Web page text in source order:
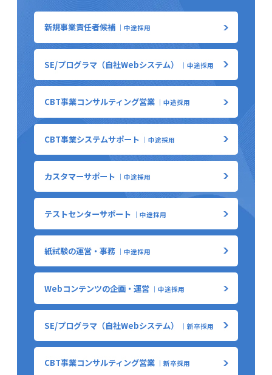
新規事業責任者候補 ｜中途採用
SE/プログラマ（自社Webシステム） ｜中途採用
CBT事業コンサルティング営業 ｜中途採用
CBT事業システムサポート ｜中途採用
カスタマーサポート ｜中途採用
テストセンターサポート ｜中途採用
紙試験の運営・事務 ｜中途採用
Webコンテンツの企画・運営 ｜中途採用
SE/プログラマ（自社Webシステム） ｜新卒採用
CBT事業コンサルティング営業 ｜新卒採用